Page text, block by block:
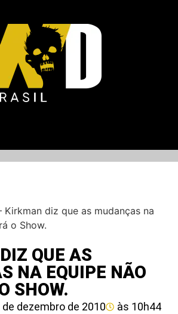
Kirkman diz que as mudanças na
o Show.
QUE AS
NA EQUIPE NÃO
SHOW.
de dezembro de 2010 às 10h44